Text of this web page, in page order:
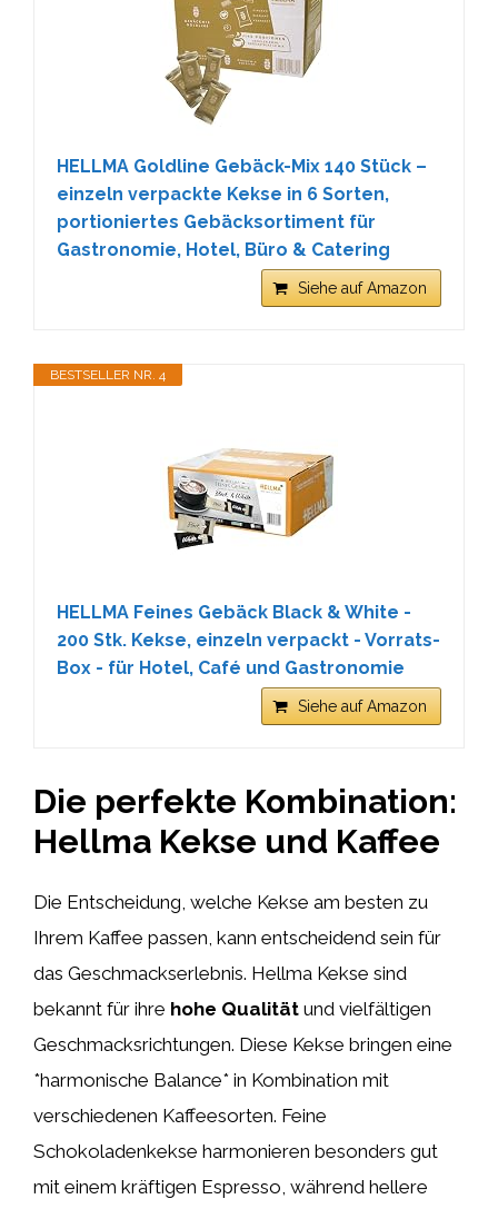
HELLMA Goldline Gebäck-Mix 140 Stück –
einzeln verpackte Kekse in 6 Sorten,
portioniertes Gebäcksortiment für
Gastronomie, Hotel, Büro & Catering
Siehe auf Amazon
BESTSELLER NR. 4
HELLMA Feines Gebäck Black & White -
200 Stk. Kekse, einzeln verpackt - Vorrats-
Box - für Hotel, Café und Gastronomie
Siehe auf Amazon
Die perfekte Kombination:
Hellma Kekse und Kaffee
Die Entscheidung, welche Kekse am besten zu
Ihrem Kaffee passen, kann entscheidend sein für
das Geschmackserlebnis. Hellma Kekse sind
bekannt für ihre hohe Qualität und vielfältigen
Geschmacksrichtungen. Diese Kekse bringen eine
*harmonische Balance* in Kombination mit
verschiedenen Kaffeesorten. Feine
Schokoladenkekse harmonieren besonders gut
mit einem kräftigen Espresso, während hellere